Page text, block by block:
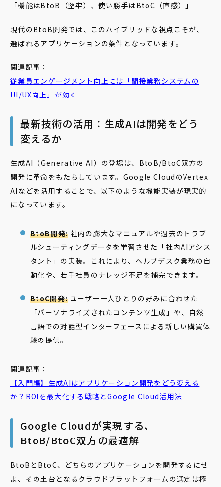
「機能はBtoB（堅牢）、使い勝手はBtoC（直感）」
現代のBtoB開発では、このハイブリッドな視点こそが、
選ばれるアプリケーションの条件となっています。
関連記事：
従業員エンゲージメント向上には「間接業務システムの
UI/UX向上」が効く
最新技術の活用：生成AIは開発をどう
変えるか
生成AI（Generative AI）の登場は、BtoB/BtoC双方の
開発に革命をもたらしています。Google CloudのVertex
AIなどを活用することで、以下のような機能実装が現実的
になっています。
BtoB開発: 社内の膨大なマニュアルや過去のトラブ
ルシューティングデータを学習させた「社内AIアシス
タント」の実装。これにより、ヘルプデスク業務の自
動化や、若手社員のナレッジ不足を補完できます。
BtoC開発: ユーザー一人ひとりの好みに合わせた
「パーソナライズされたコンテンツ生成」や、自然
言語での対話型インターフェースによる新しい購買体
験の提供。
関連記事：
【入門編】生成AIはアプリケーション開発をどう変える
か？ROIを最大化する戦略とGoogle Cloud活用法
Google Cloudが実現する、
BtoB/BtoC双方の最適解
BtoBとBtoC、どちらのアプリケーションを開発するにせ
よ、その土台となるクラウドプラットフォームの選定は極